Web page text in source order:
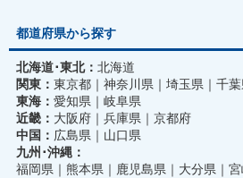
都道府県から探す
北海道･東北： 北海道
関東： 東京都 神奈川県 埼玉県
千
東海： 愛知県
岐阜県
近畿： 大阪府 兵庫県
京都府
中国： 広島県
山口県
九州･沖縄：
福岡県
熊本県 鹿児島県 大分県